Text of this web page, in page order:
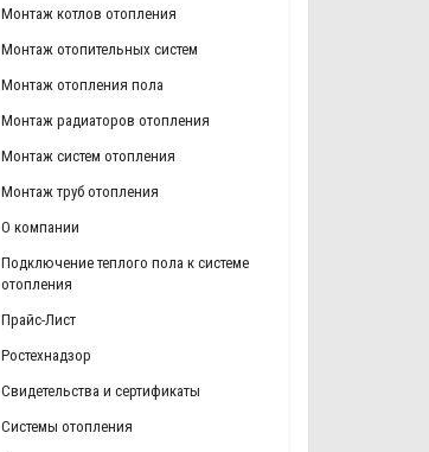
Монтаж котлов отопления
Монтаж отопительных систем
Монтаж отопления пола
Монтаж радиаторов отопления
Монтаж систем отопления
Монтаж труб отопления
О компании
Подключение теплого пола к системе
отопления
Прайс-Лист
Ростехнадзор
Свидетельства и сертификаты
Системы отопления